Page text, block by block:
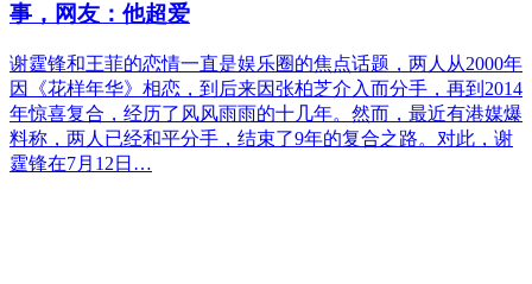
事，网友：他超爱
谢霆锋和王菲的恋情一直是娱乐圈的焦点话题，两人从2000年
因《花样年华》相恋，到后来因张柏芝介入而分手，再到2014
年惊喜复合，经历了风风雨雨的十几年。然而，最近有港媒爆
料称，两人已经和平分手，结束了9年的复合之路。对此，谢
霆锋在7月12日…